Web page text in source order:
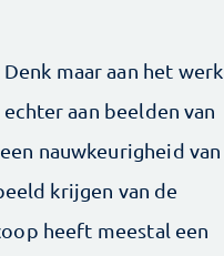
maar aan het werk
aan beelden van
nauwkeurigheid van
krijgen van de
heeft meestal een